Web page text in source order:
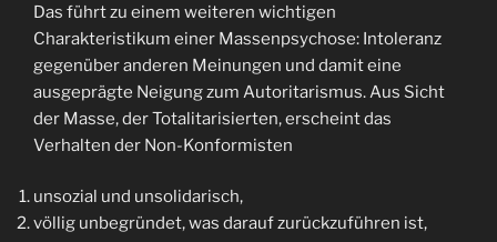
Das führt zu einem weiteren wichtigen
Charakteristikum einer Massenpsychose: Intoleranz
gegenüber anderen Meinungen und damit eine
ausgeprägte Neigung zum Autoritarismus. Aus Sicht
der Masse, der Totalitarisierten, erscheint das
Verhalten der Non-Konformisten
unsozial und unsolidarisch,
völlig unbegründet, was darauf zurückzuführen ist,